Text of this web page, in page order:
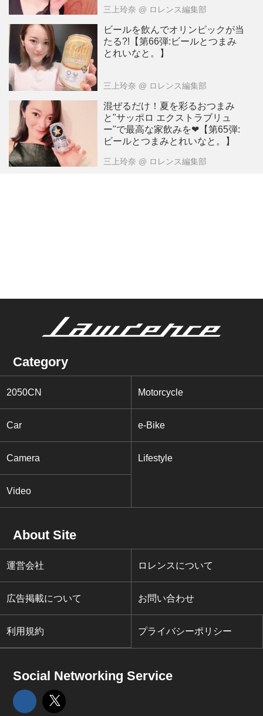
三上玲奈 @ ロレンス編集部
ビールを飲んでオリンピックが当
たる?!【第66弾:ビールとつまみ
とれいなと。】
三上玲奈 @ ロレンス編集部
混ぜるだけ！夏を彩るおつまみ
と"サッポロ エクストラブリュ
ー"で最高な家飲みを❤︎【第65弾:
ビールとつまみとれいなと。】
三上玲奈 @ ロレンス編集部
Category
2050CN Motorcycle
Car e-Bike
Camera Lifestyle
Video
About Site
運営会社 ロレンスについて
広告掲載について お問い合わせ
利用規約 プライバシーポリシー
Social Networking Service